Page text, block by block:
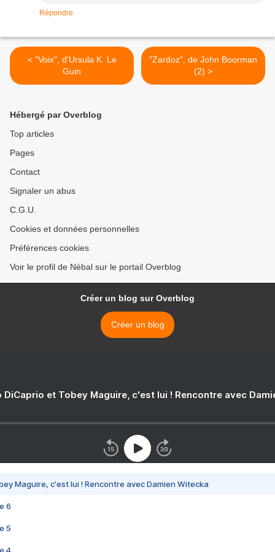
Répondre
< "Voix", d'Ursula K. Le
Guin
"Zardoz", de John Boorman
(2) >
Hébergé par Overblog
Top articles
Pages
Contact
Signaler un abus
C.G.U.
Cookies et données personnelles
Préférences cookies
Voir le profil de Nébal sur le portail Overblog
Créer un blog sur Overblog
Créer un blog
DiCaprio et Tobey Maguire, c'est lui ! Rencontre avec
Maguire, c'est lui ! Rencontre avec Damien Witecka
6
5
4